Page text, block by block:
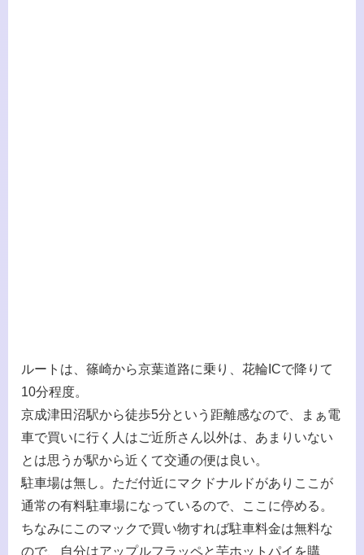
ルートは、篠崎から京葉道路に乗り、花輪ICで降りて
10分程度。
京成津田沼駅から徒歩5分という距離感なので、まぁ電
車で買いに行く人はご近所さん以外は、あまりいない
とは思うが駅から近くて交通の便は良い。
駐車場は無し。ただ付近にマクドナルドがありここが
通常の有料駐車場になっているので、ここに停める。
ちなみにこのマックで買い物すれば駐車料金は無料な
ので、自分はアップルフラッペと芋ホットパイを購